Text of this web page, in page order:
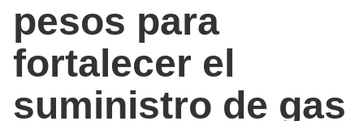
pesos para
fortalecer el
suministro de gas